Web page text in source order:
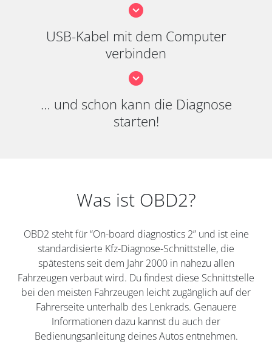
USB-Kabel mit dem Computer
verbinden
… und schon kann die Diagnose
starten!
Was ist OBD2?
OBD2 steht für “On-board diagnostics 2” und ist eine
standardisierte Kfz-Diagnose-Schnittstelle, die
spätestens seit dem Jahr 2000 in nahezu allen
Fahrzeugen verbaut wird. Du findest diese Schnittstelle
bei den meisten Fahrzeugen leicht zugänglich auf der
Fahrerseite unterhalb des Lenkrads. Genauere
Informationen dazu kannst du auch der
Bedienungsanleitung deines Autos entnehmen.